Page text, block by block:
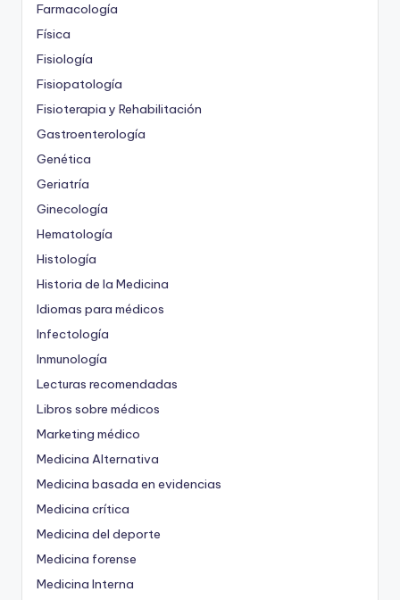
Farmacología
Física
Fisiología
Fisiopatología
Fisioterapia y Rehabilitación
Gastroenterología
Genética
Geriatría
Ginecología
Hematología
Histología
Historia de la Medicina
Idiomas para médicos
Infectología
Inmunología
Lecturas recomendadas
Libros sobre médicos
Marketing médico
Medicina Alternativa
Medicina basada en evidencias
Medicina crítica
Medicina del deporte
Medicina forense
Medicina Interna